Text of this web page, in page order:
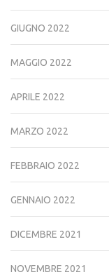
GIUGNO 2022
MAGGIO 2022
APRILE 2022
MARZO 2022
FEBBRAIO 2022
GENNAIO 2022
DICEMBRE 2021
NOVEMBRE 2021